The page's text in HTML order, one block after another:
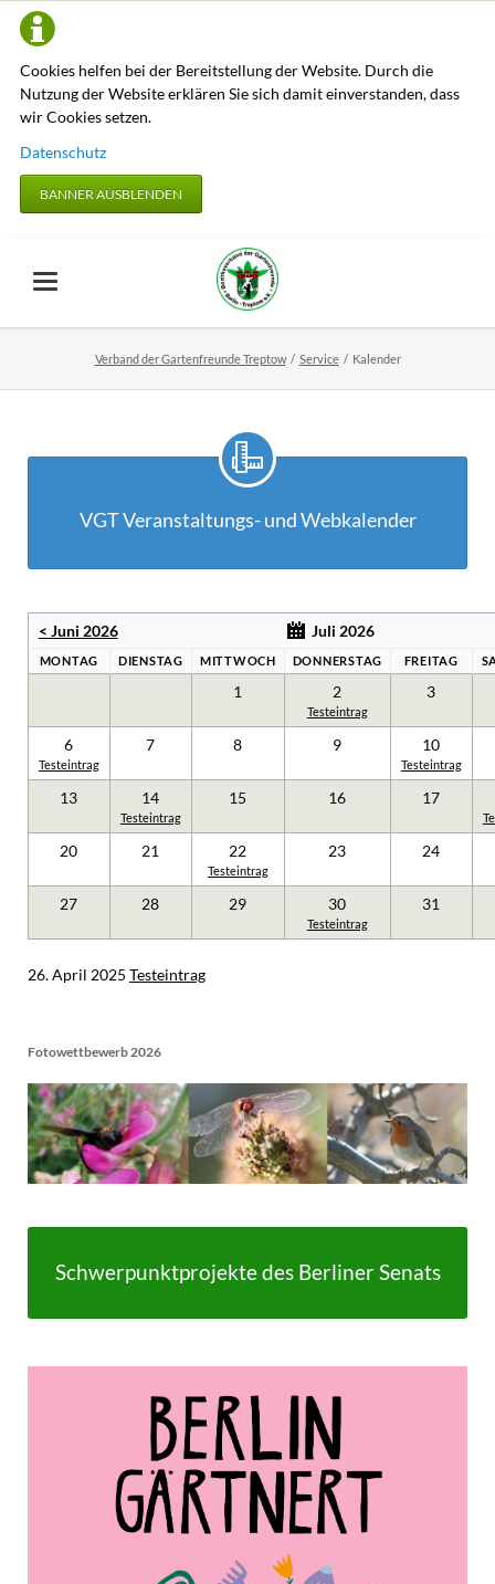
Cookies helfen bei der Bereitstellung der Website. Durch die
Nutzung der Website erklären Sie sich damit einverstanden, dass
wir Cookies setzen.
Datenschutz
BANNER AUSBLENDEN
Verband der Gartenfreunde Treptow Service Kalender
VGT Veranstaltungs- und Webkalender
< Juni 2026 Juli 2026
MONTAG DIENSTAG MITTWOCH DONNERSTAG FREITAG
1 2
Testeintrag
3
6
Testeintrag
7 8 9 10
Testeintrag
13 14
Testeintrag
15 16 17
20 21 22
Testeintrag
23 24
27 28 29 30
Testeintrag
31
26. April 2025 Testeintrag
Fotowettbewerb 2026
Schwerpunktprojekte des Berliner Senats